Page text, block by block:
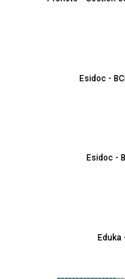
Esidoc -
Esidoc -
Eduka